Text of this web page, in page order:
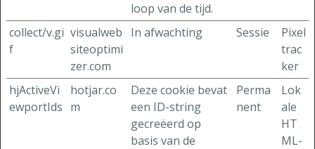
loop van de tijd.
collect/v.gi
f
visualweb
siteoptimi
zer.com
In afwachting Sessie
Pixel
trac
ker
hjActiveVi
ewportIds
hotjar.co
m
Deze cookie bevat
een ID-string
gecreëerd op
basis van de
Perma
nent
Lok
ale
HT
ML-